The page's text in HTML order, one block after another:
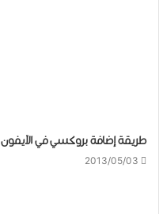
طريقة إضافة بروكسي في الآيفون
2013/05/03